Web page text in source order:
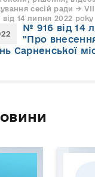
сесій ради →
від 14 липня 2022 року
№ 916 від 14
"Про
Сарненської